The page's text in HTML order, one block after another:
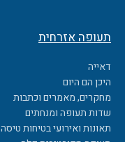
תעופה אזרחית
דאייה
היכן הם היום
מחקרים, מאמרים וכתבות
שדות תעופה ומנחתים
תאונות ואירועי בטיחות טיסה